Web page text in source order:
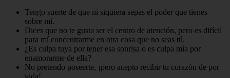
Tengo suerte de que ni siquiera sepas el poder que tienes
sobre mí.
Dices que no te gusta ser el centro de atención, pero es difícil
para mí concentrarme en otra cosa que no seas tú.
¿Es culpa tuya por tener esa sonrisa o es culpa mía por
enamorarme de ella?
No pretendo poseerte, ¡pero acepto recibir tu corazón de por
vida!